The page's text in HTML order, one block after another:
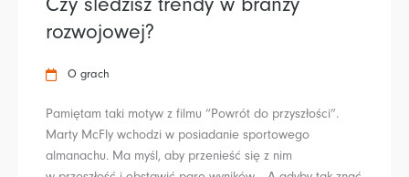
rozwojowej?
O grach
Pamiętam taki motyw z filmu “Powrót do przyszłości”.
Marty McFly wchodzi w posiadanie sportowego
almanachu. Ma myśl, aby przenieść się z nim